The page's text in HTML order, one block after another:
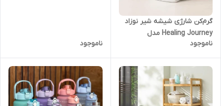
گرم‌کن شارژی شیشه شیر نوزاد
Healing Journey مدل
Rechargeable Warm Milk
ناموجود ناموجود